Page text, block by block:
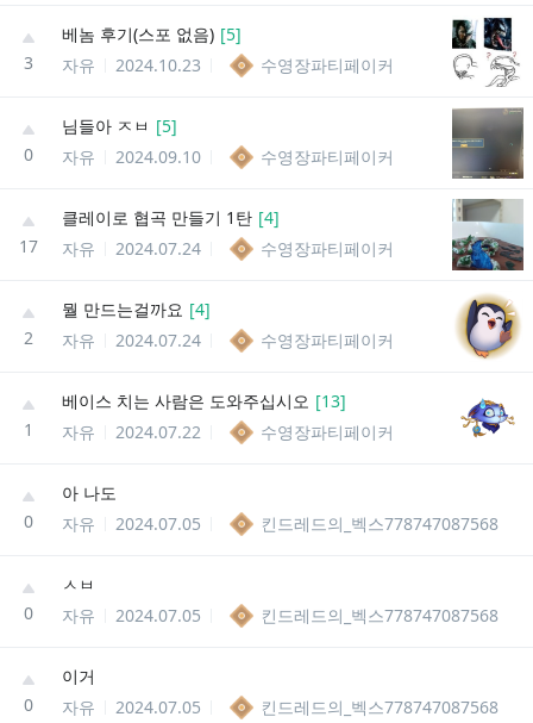
3
베놈 후기(스포 없음) [5]
자유
2024.10.23 수영장파티페이커
0
님들아 ㅈㅂ [5]
자유
2024.09.10 수영장파티페이커
17
클레이로 협곡 만들기 1탄 [4]
자유
2024.07.24 수영장파티페이커
2
뭘 만드는걸까요 [4]
자유
2024.07.24 수영장파티페이커
1
베이스 치는 사람은 도와주십시오 [13]
자유
2024.07.22 수영장파티페이커
0
아 나도
자유
2024.07.05 킨드레드의_벡스778747087568
0
ㅅㅂ
자유
2024.07.05 킨드레드의_벡스778747087568
0
이거
자유
2024.07.05 킨드레드의_벡스778747087568